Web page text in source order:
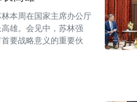
本周在国家主席办公厅
雄。会见中，苏林强
要战略意义的重要伙